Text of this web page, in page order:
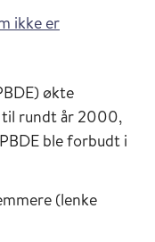
ikke er
økte
til rundt år 2000,
ble forbudt i
(lenke